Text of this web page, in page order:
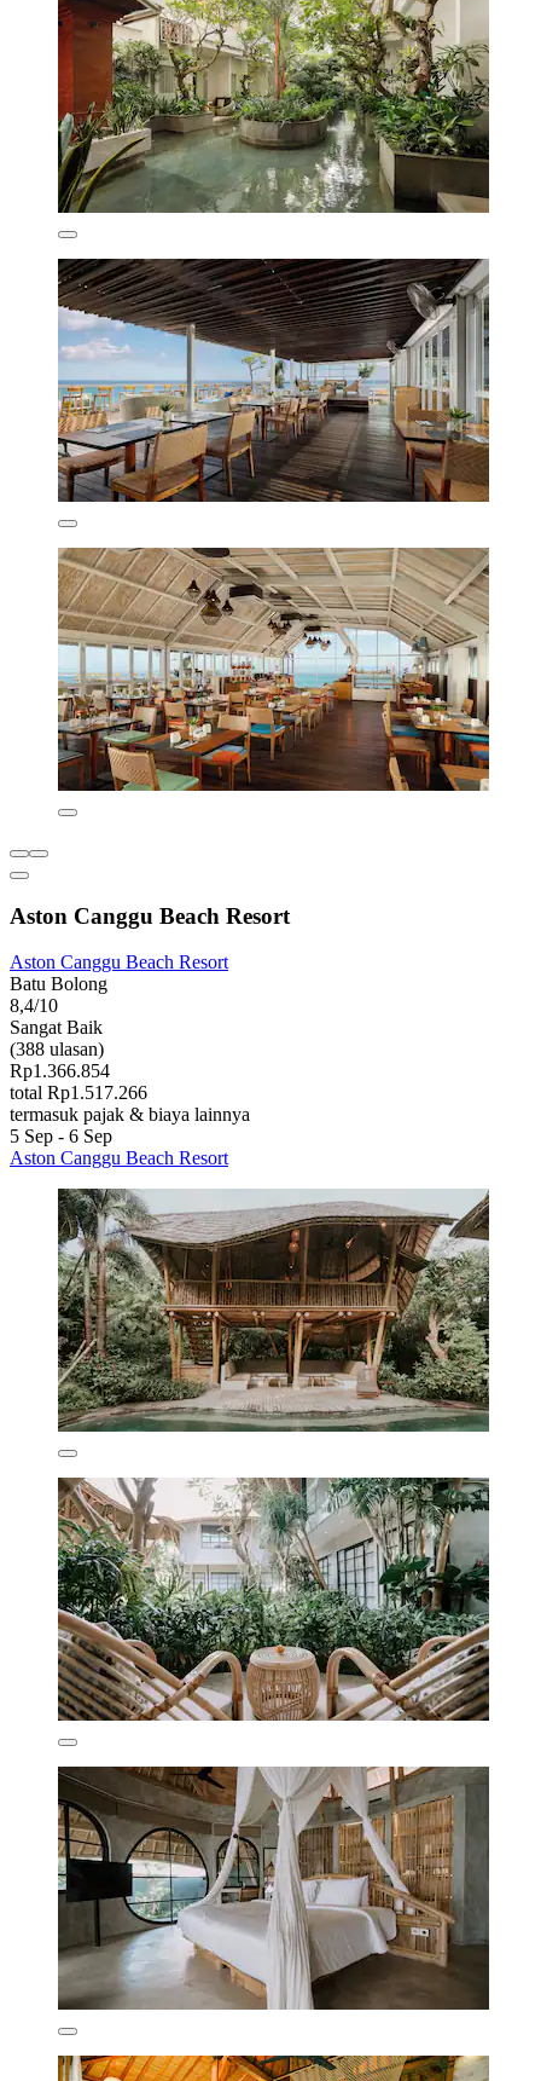
Aston Canggu Beach Resort
Aston Canggu Beach Resort
Batu Bolong
8,4/10
Sangat Baik
(388 ulasan)
Rp1.366.854
total Rp1.517.266
termasuk pajak & biaya lainnya
5 Sep - 6 Sep
Aston Canggu Beach Resort